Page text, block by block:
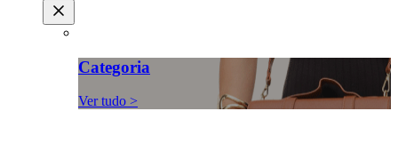
Categoria
Ver tudo >